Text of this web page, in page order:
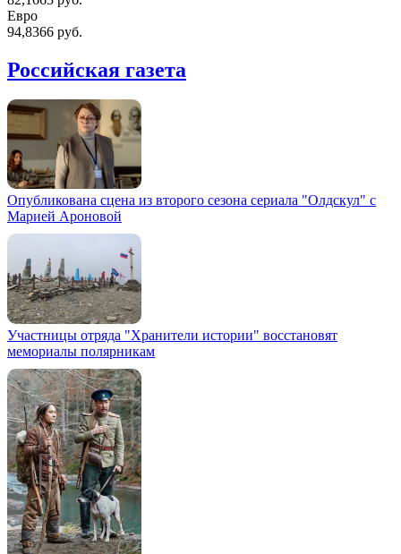
Евро
94,8366 руб.
Российская газета
Опубликована сцена из второго сезона сериала "Олдскул" с
Марией Ароновой
Участницы отряда "Хранители истории" восстановят
мемориалы полярникам